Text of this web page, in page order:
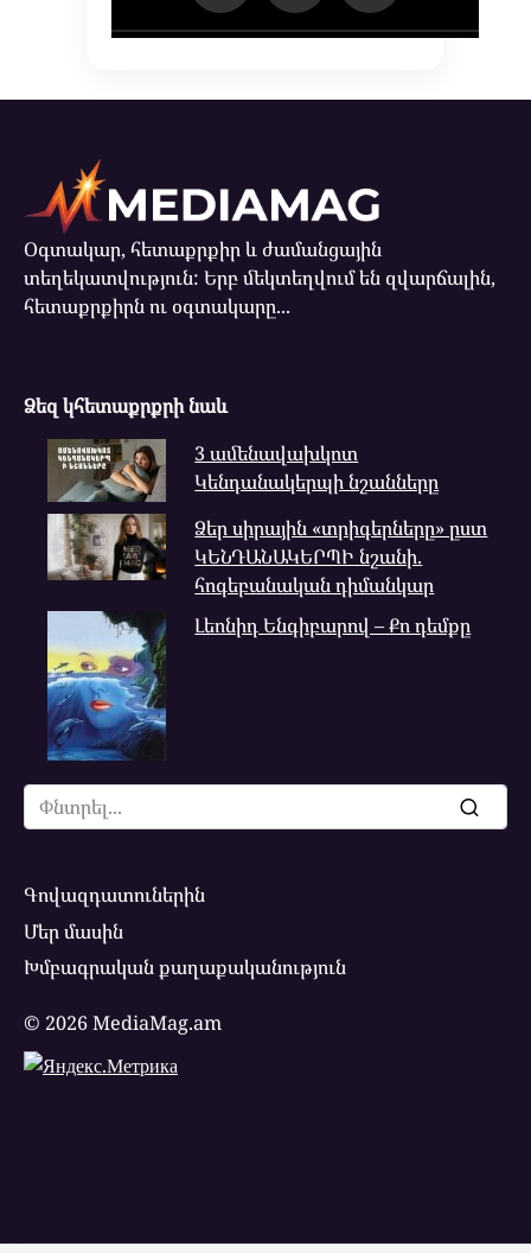
Օգտակար, հետաքրքիր և ժամանցային
տեղեկատվություն: Երբ մեկտեղվում են զվարճալին,
հետաքրքիրն ու օգտակարը...
Ձեզ կհետաքրքրի նաև
3 ամենավախկոտ
Կենդանակերպի նշանները
Ձեր սիրային «տրիգերները» ըստ
ԿԵՆԴԱՆԱԿԵՐՊԻ նշանի.
հոգեբանական դիմանկար
Լեոնիդ Ենգիբարով – Քո դեմքը
Search
for:
Գովազդատուներին
Մեր մասին
Խմբագրական քաղաքականություն
© 2026 MediaMag.am